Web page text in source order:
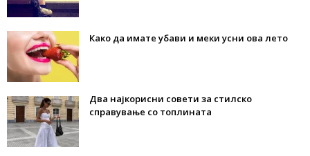
Како да имате убави и меки усни ова лето
Два најкорисни совети за стилско
справување со топлината